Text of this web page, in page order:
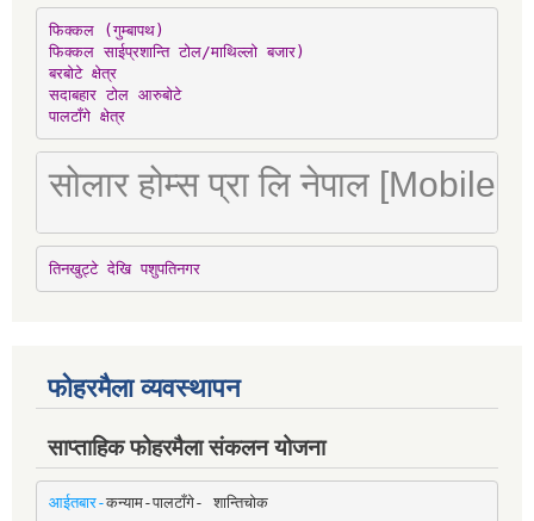
फिक्कल (गुम्बापथ)
फिक्कल साईप्रशान्ति टोल/माथिल्लो बजार)
बरबोटे क्षेत्र
सदाबहार टोल आरुबोटे
पालटाँगे क्षेत्र
सोलार होम्स प्रा लि नेपाल [Mobile
तिनखुट्टे देखि पशुपतिनगर
फोहरमैला व्यवस्थापन
साप्ताहिक फोहरमैला संकलन योजना
आईतबार-कन्याम-पालटाँगे- शान्तिचोक